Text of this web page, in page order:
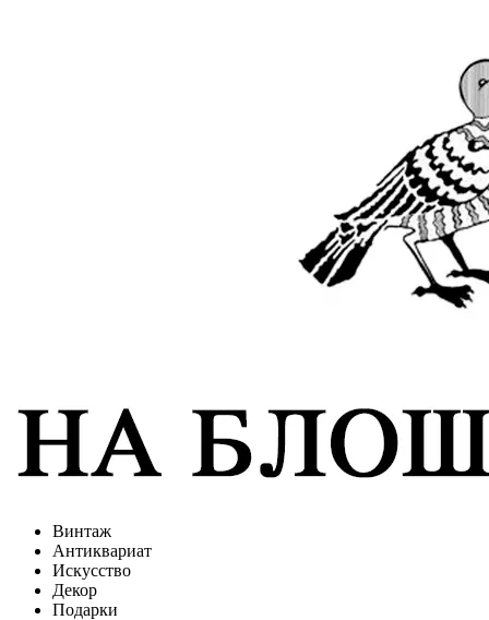
Винтаж
Антиквариат
Искусство
Декор
Подарки